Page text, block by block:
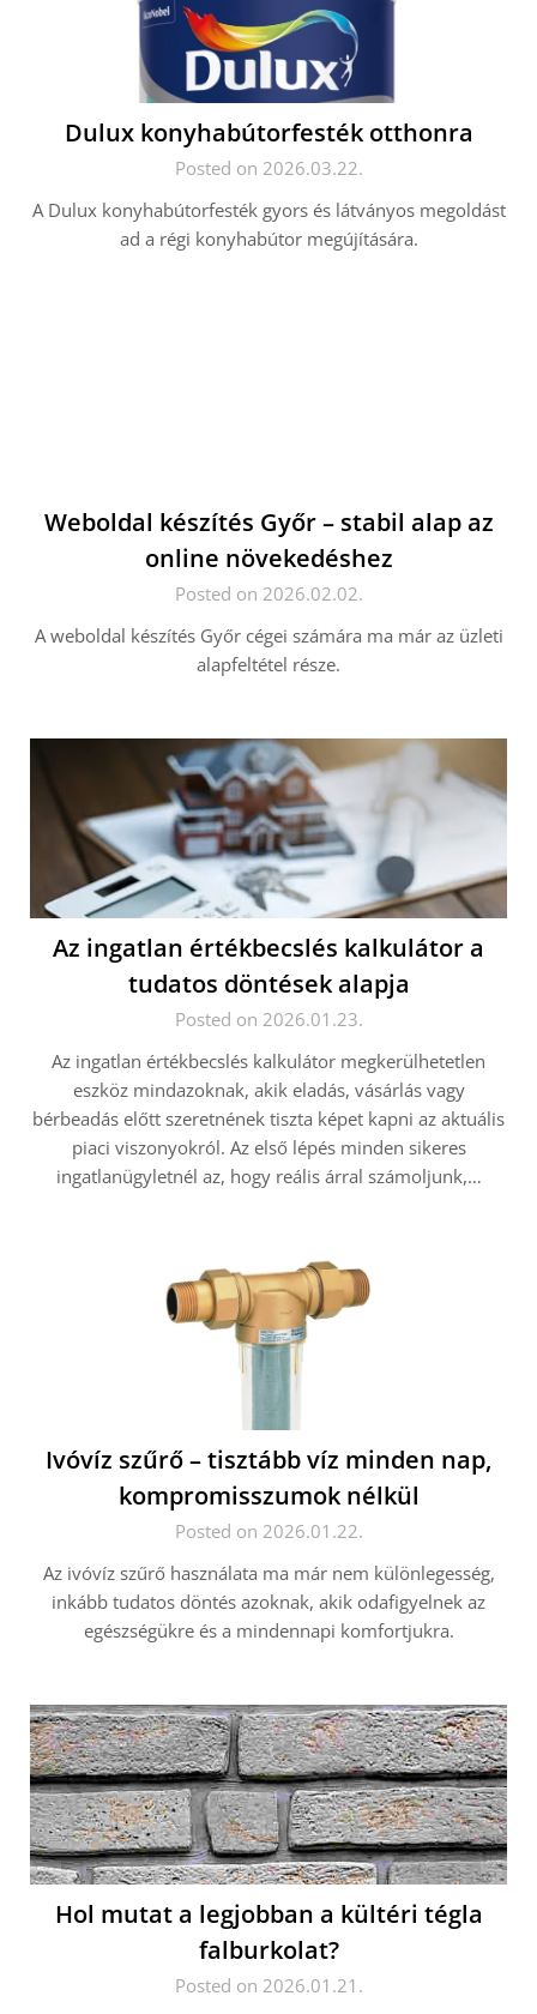
Dulux konyhabútorfesték otthonra
Posted on 2026.03.22.
A Dulux konyhabútorfesték gyors és látványos megoldást
ad a régi konyhabútor megújítására.
Weboldal készítés Győr – stabil alap az
online növekedéshez
Posted on 2026.02.02.
A weboldal készítés Győr cégei számára ma már az üzleti
alapfeltétel része.
Az ingatlan értékbecslés kalkulátor a
tudatos döntések alapja
Posted on 2026.01.23.
Az ingatlan értékbecslés kalkulátor megkerülhetetlen
eszköz mindazoknak, akik eladás, vásárlás vagy
bérbeadás előtt szeretnének tiszta képet kapni az aktuális
piaci viszonyokról. Az első lépés minden sikeres
ingatlanügyletnél az, hogy reális árral számoljunk,…
Ivóvíz szűrő – tisztább víz minden nap,
kompromisszumok nélkül
Posted on 2026.01.22.
Az ivóvíz szűrő használata ma már nem különlegesség,
inkább tudatos döntés azoknak, akik odafigyelnek az
egészségükre és a mindennapi komfortjukra.
Hol mutat a legjobban a kültéri tégla
falburkolat?
Posted on 2026.01.21.